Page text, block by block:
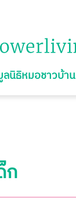
ลนิธิหมอชาวบ้าน
ก